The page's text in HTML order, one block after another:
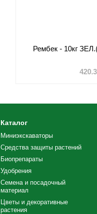
Рембек - 10кг
Каталог
Миниэкскаваторы
Средства защиты растений
Биопрепараты
Удобрения
Семена и посадочный
материал
Цветы и декоративные
растения